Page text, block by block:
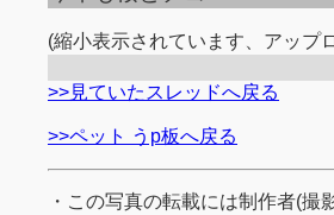
(縮小表示されています、アップ
>>見ていたスレッドへ戻る
>>ペット うp板へ戻る
・この写真の転載には制作者(撮